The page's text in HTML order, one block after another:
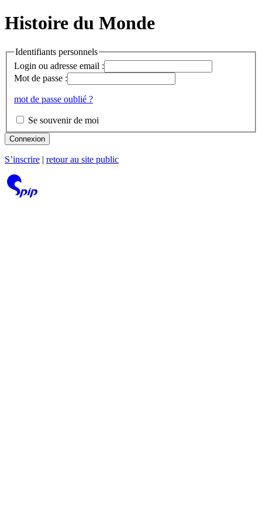
Histoire du Monde
Identifiants personnels
Login ou adresse email :
Mot de passe :
mot de passe oublié ?
Se souvenir de moi
Connexion
S’inscrire retour au site public